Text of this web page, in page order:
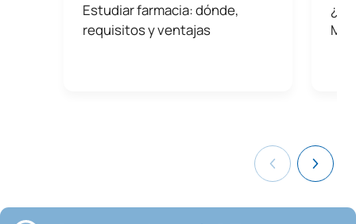
Estudiar farmacia: dónde,
requisitos y ventajas